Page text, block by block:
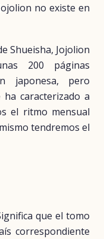
no existe en
Shueisha, Jojolion
200 páginas
japonesa, pero
caracterizado a
el ritmo mensual
tendremos el
que el tomo
correspondiente